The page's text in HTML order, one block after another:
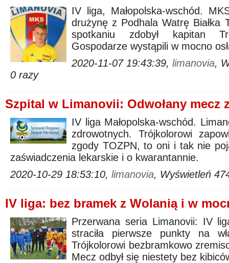
IV liga, Małopolska-wschód.
drużynę z Podhala Watrę Białka
spotkaniu zdobył kapitan
Gospodarze wystąpili w mocno
2020-11-07 19:43:39, limanovia,
0 razy
Szpital w Limanovii: Odwołany mecz
IV liga Małopolska-wschód.
zdrowotnych. Trójkolorowi
zgody TOZPN, to oni i tak nie
zaświadczenia lekarskie i o kwarantannie.
2020-10-29 18:53:10, limanovia, Wyświetleń
IV liga: bez bramek z Wolanią i w
Przerwana seria Limanovii: IV
straciła pierwsze punkty na
Trójkolorowi bezbramkowo
Mecz odbył się niestety bez